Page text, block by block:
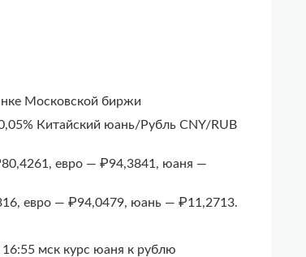
Московской биржи
Китайский юань/Рубль CNY/RUB
евро — ₽94,3841, юаня —
евро — ₽94,0479, юань — ₽11,2713.
мск курс юаня к рублю